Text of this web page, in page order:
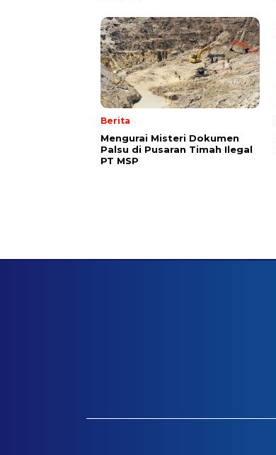
Berita
Mengurai Misteri Dokumen
Palsu di Pusaran Timah Ilegal
PT MSP